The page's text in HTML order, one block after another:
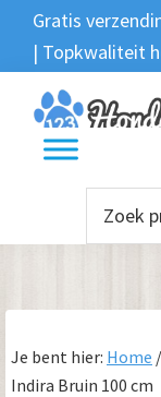
Spring
naar
de
hoofdnavigatie
Door
naar
de
hoofd
inhoud
Spring
naar
de
voettekst
Gratis
| Topkwaliteit
Zoeken
Zoeken
naar:
Je bent hier: Home /
Indira Bruin 100 cm